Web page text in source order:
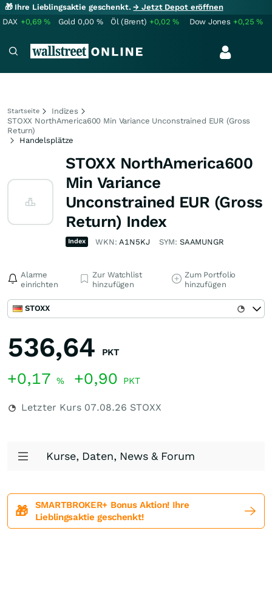
🎁 Ihre Lieblingsaktie geschenkt.→ Jetzt Depot eröffnen
DAX +0,69% Gold 0,00 % Öl (Brent) +0,02% Dow Jones +0,25%
Startseite
Indizes
STOXX NorthAmerica600 Min Variance Unconstrained EUR (Gross
Return)
Handelsplätze
STOXX NorthAmerica600
Min Variance
Unconstrained EUR (Gross
Return) Index
Index WKN:A1N5KJ SYM: SAAMUNGR
Alarme
einrichten
Zur Watchlist
hinzufügen
Zum Portfolio
hinzufügen
STOXX
536,64 PKT
+0,17 % +0,90 PKT
Letzter Kurs 07.08.26 STOXX
Kurse, Daten, News & Forum
🎁
SMARTBROKER+ Bonus Aktion! Ihre
Lieblingsaktie geschenkt!